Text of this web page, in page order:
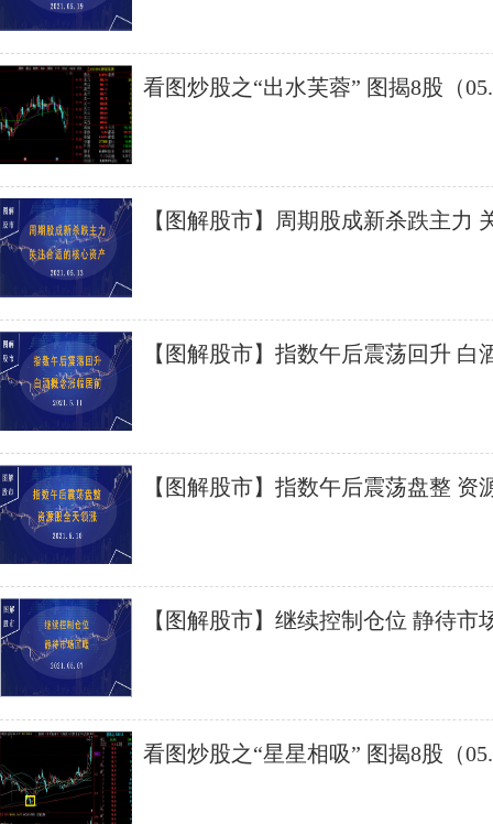
看图炒股之“出水芙蓉” 图揭8股（
【图解股市】周期股成新杀跌主力
【图解股市】指数午后震荡回升 白
【图解股市】指数午后震荡盘整 资
【图解股市】继续控制仓位 静待市
看图炒股之“星星相吸” 图揭8股（